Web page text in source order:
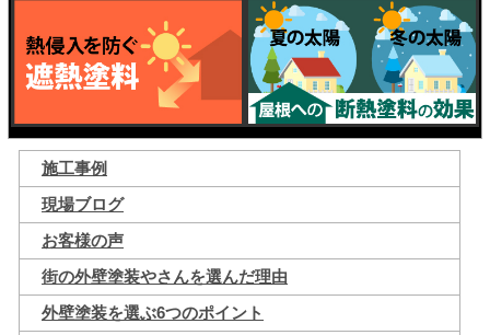
施工事例
現場ブログ
お客様の声
街の外壁塗装やさんを選んだ理由
外壁塗装を選ぶ6つのポイント